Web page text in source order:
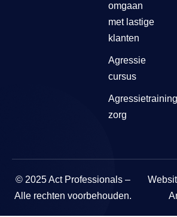
omgaan
met lastige
klanten
Agressie
cursus
Agressietraining
zorg
© 2025 Act Professionals –
Alle rechten voorbehouden.